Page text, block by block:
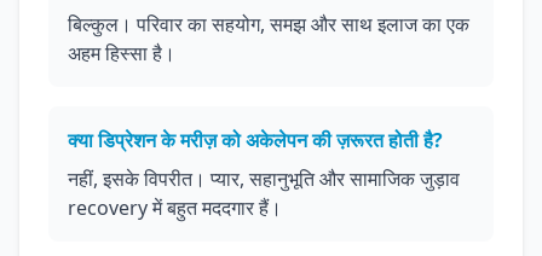
बिल्कुल। परिवार का सहयोग, समझ और साथ इलाज का एक
अहम हिस्सा है।
क्या डिप्रेशन के मरीज़ को अकेलेपन की ज़रूरत होती है?
नहीं, इसके विपरीत। प्यार, सहानुभूति और सामाजिक जुड़ाव
recovery में बहुत मददगार हैं।